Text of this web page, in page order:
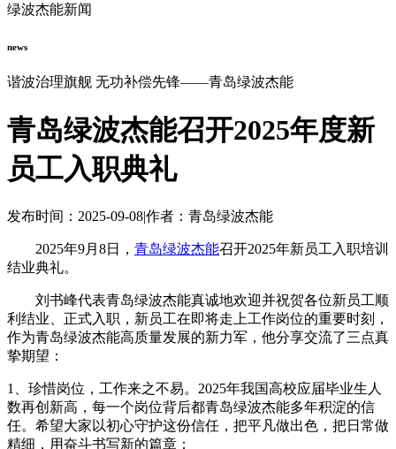
绿波杰能新闻
news
谐波治理旗舰 无功补偿先锋——青岛绿波杰能
青岛绿波杰能召开2025年度新
员工入职典礼
发布时间：2025-09-08|作者：青岛绿波杰能
2025年9月8日， 青岛绿波杰能召开2025年新员工入职培训
结业典礼。
刘书峰代表青岛绿波杰能真诚地欢迎并祝贺各位新员工顺
利结业、正式入职，新员工在即将走上工作岗位的重要时刻，
作为青岛绿波杰能高质量发展的新力军，他分享交流了三点真
挚期望：
1、珍惜岗位，工作来之不易。2025年我国高校应届毕业生人
数再创新高，每一个岗位背后都青岛绿波杰能多年积淀的信
任。希望大家以初心守护这份信任，‌把平凡做出色，把日常做
精细，用奋斗书写新的篇章；